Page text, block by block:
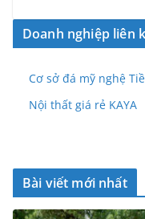
Doanh nghiệp liên
Cơ sở đá mỹ nghệ
Nội thất giá rẻ KAYA
Bài viết mới nhất